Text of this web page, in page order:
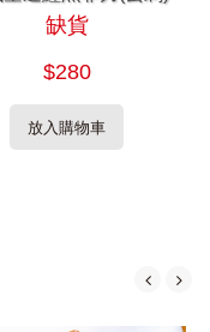
缺貨
$280
放入購物車